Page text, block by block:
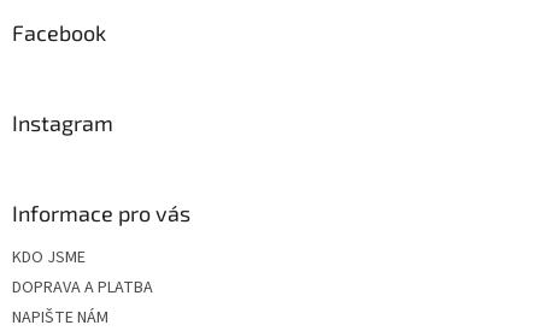
Facebook
Instagram
Informace pro vás
KDO JSME
DOPRAVA A PLATBA
NAPIŠTE NÁM